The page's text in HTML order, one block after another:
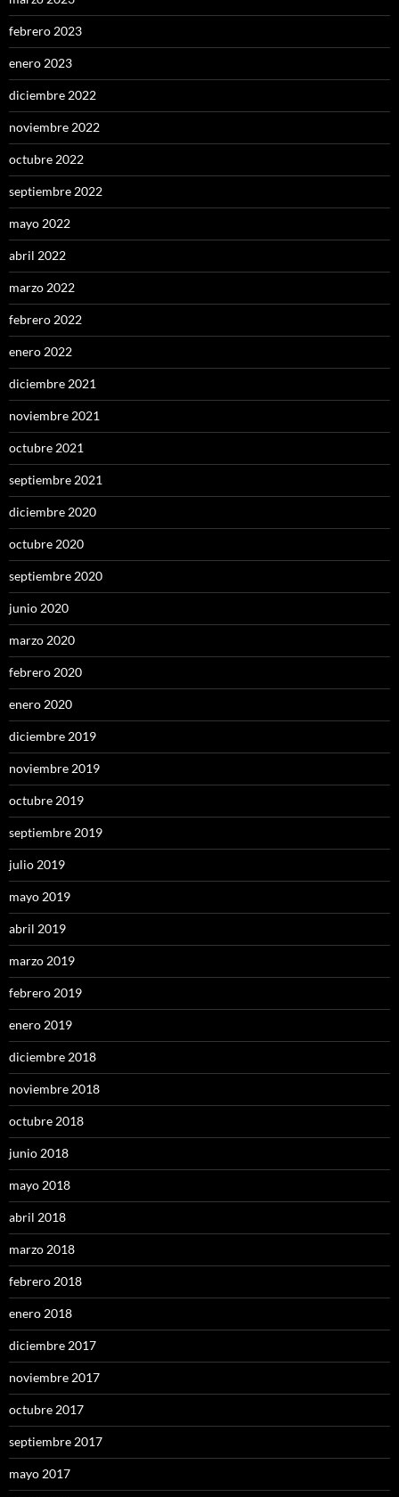
febrero 2023
enero 2023
diciembre 2022
noviembre 2022
octubre 2022
septiembre 2022
mayo 2022
abril 2022
marzo 2022
febrero 2022
enero 2022
diciembre 2021
noviembre 2021
octubre 2021
septiembre 2021
diciembre 2020
octubre 2020
septiembre 2020
junio 2020
marzo 2020
febrero 2020
enero 2020
diciembre 2019
noviembre 2019
octubre 2019
septiembre 2019
julio 2019
mayo 2019
abril 2019
marzo 2019
febrero 2019
enero 2019
diciembre 2018
noviembre 2018
octubre 2018
junio 2018
mayo 2018
abril 2018
marzo 2018
febrero 2018
enero 2018
diciembre 2017
noviembre 2017
octubre 2017
septiembre 2017
mayo 2017